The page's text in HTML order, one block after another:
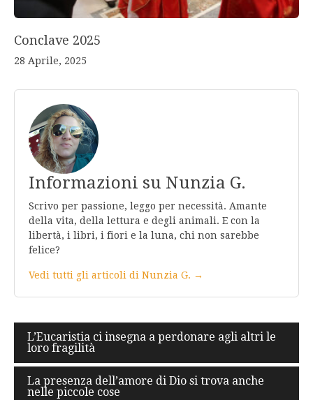
Conclave 2025
28 Aprile, 2025
Informazioni su Nunzia G.
Scrivo per passione, leggo per necessità. Amante
della vita, della lettura e degli animali. E con la
libertà, i libri, i fiori e la luna, chi non sarebbe
felice?
Vedi tutti gli articoli di Nunzia G. →
Navigazione
articoli
L’Eucaristia ci insegna a perdonare agli altri le
loro fragilità
La presenza dell’amore di Dio si trova anche
nelle piccole cose